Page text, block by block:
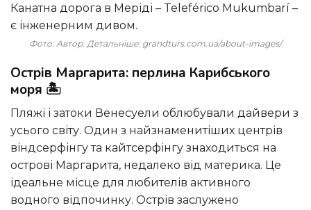
Канатна дорога в Меріді – Teleférico Mukumbarí –
є інженерним дивом.
Фото: Автор. Детальніше: grandturs.com.ua/about-images/
Острів Маргарита: перлина Карибського
моря 🏝️
Пляжі і затоки Венесуели облюбували дайвери з
усього світу. Один з найзнаменитіших центрів
віндсерфінгу та кайтсерфінгу знаходиться на
острові Маргарита, недалеко від материка. Це
ідеальне місце для любителів активного
водного відпочинку. Острів заслужено